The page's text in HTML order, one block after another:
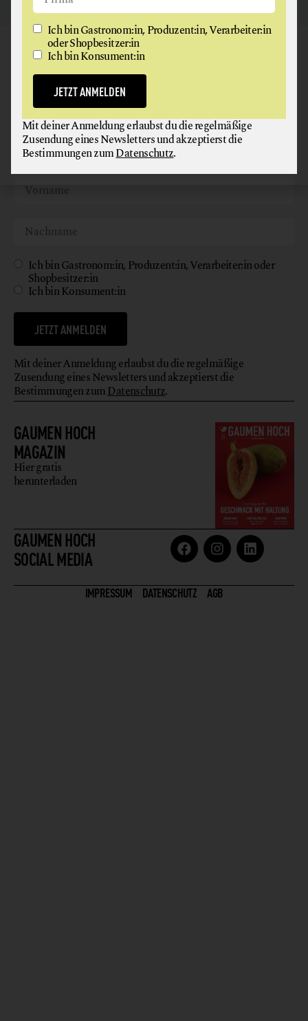
GAUMEN HOCH
MAGAZIN
Hier gratis
herunterladen
GAUMEN HOCH
SOCIAL MEDIA
GAUMEN HOCH
NEWSLETTER
Werde jetzt Teil unserer Bewegung und melde dich für
unseren kostenlosen Newsletter an!
Ich bin Gastronom:in, Produzent:in, Verarbeiter:in oder
Shopbesitzer:in
Ich bin Konsument:in
JETZT ANMELDEN
Mit deiner Anmeldung erlaubst du die regelmäßige
Zusendung eines Newsletters und akzeptierst die
Bestimmungen zumDatenschutz.
IMPRESSUM DATENSCHUTZ AGB
Ich bin Gastronom:in, Produzent:in, Verarbeiter:in
oder Shopbesitzer:in
Ich bin Konsument:in
JETZT ANMELDEN
Mit deiner Anmeldung erlaubst du die regelmäßige
Zusendung eines Newsletters und akzeptierst die
Bestimmungen zumDatenschutz.